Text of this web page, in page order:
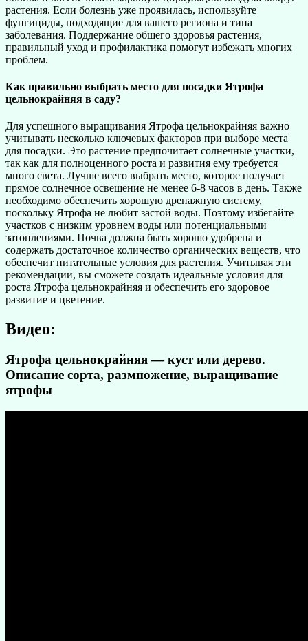
растения. Если болезнь уже проявилась, используйте
фунгициды, подходящие для вашего региона и типа
заболевания. Поддержание общего здоровья растения,
правильный уход и профилактика помогут избежать многих
проблем.
Как правильно выбрать место для посадки Ятрофа
цельнокрайняя в саду?
Для успешного выращивания Ятрофа цельнокрайняя важно
учитывать несколько ключевых факторов при выборе места
для посадки. Это растение предпочитает солнечные участки,
так как для полноценного роста и развития ему требуется
много света. Лучше всего выбрать место, которое получает
прямое солнечное освещение не менее 6-8 часов в день. Также
необходимо обеспечить хорошую дренажную систему,
поскольку Ятрофа не любит застой воды. Поэтому избегайте
участков с низким уровнем воды или потенциальными
затоплениями. Почва должна быть хорошо удобрена и
содержать достаточное количество органических веществ, что
обеспечит питательные условия для растения. Учитывая эти
рекомендации, вы сможете создать идеальные условия для
роста Ятрофа цельнокрайняя и обеспечить его здоровое
развитие и цветение.
Видео:
Ятрофа цельнокрайняя — куст или дерево.
Описание сорта, размножение, выращивание
ятрофы